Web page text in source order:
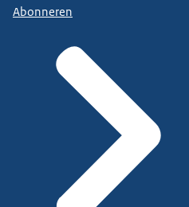
Abonneren